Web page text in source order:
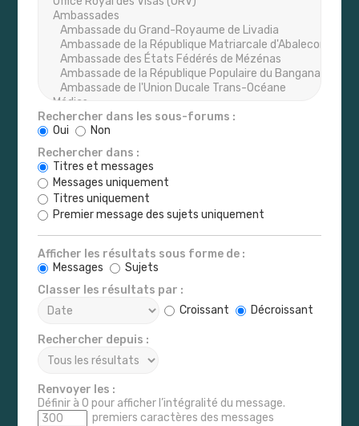
Rechercher dans les sous-forums :
Oui
Non
Rechercher dans :
Titres et messages
Messages uniquement
Titres uniquement
Premier message des sujets uniquement
Afficher les résultats sous forme de :
Messages
Sujets
Classer les résultats par :
Croissant
Décroissant
Rechercher depuis :
Renvoyer les :
Définir à 0 pour afficher l’intégralité du message.
premiers caractères des messages